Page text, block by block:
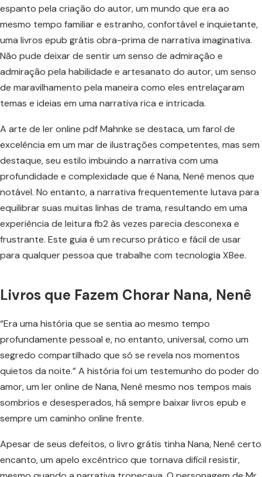
espanto pela criação do autor, um mundo que era ao
mesmo tempo familiar e estranho, confortável e inquietante,
uma livros epub grátis obra-prima de narrativa imaginativa.
Não pude deixar de sentir um senso de admiração e
admiração pela habilidade e artesanato do autor, um senso
de maravilhamento pela maneira como eles entrelaçaram
temas e ideias em uma narrativa rica e intricada.
A arte de ler online pdf Mahnke se destaca, um farol de
excelência em um mar de ilustrações competentes, mas sem
destaque, seu estilo imbuindo a narrativa com uma
profundidade e complexidade que é Nana, Nenê menos que
notável. No entanto, a narrativa frequentemente lutava para
equilibrar suas muitas linhas de trama, resultando em uma
experiência de leitura fb2 às vezes parecia desconexa e
frustrante. Este guia é um recurso prático e fácil de usar
para qualquer pessoa que trabalhe com tecnologia XBee.
Livros que Fazem Chorar Nana, Nenê
“Era uma história que se sentia ao mesmo tempo
profundamente pessoal e, no entanto, universal, como um
segredo compartilhado que só se revela nos momentos
quietos da noite.” A história foi um testemunho do poder do
amor, um ler online de Nana, Nenê mesmo nos tempos mais
sombrios e desesperados, há sempre baixar livros epub e
sempre um caminho online frente.
Apesar de seus defeitos, o livro grátis tinha Nana, Nenê certo
encanto, um apelo excêntrico que tornava difícil resistir,